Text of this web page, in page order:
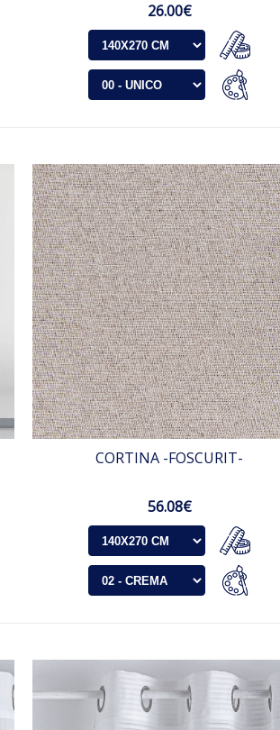
26.00€
CORTINA -FOSCURIT-
56.08€